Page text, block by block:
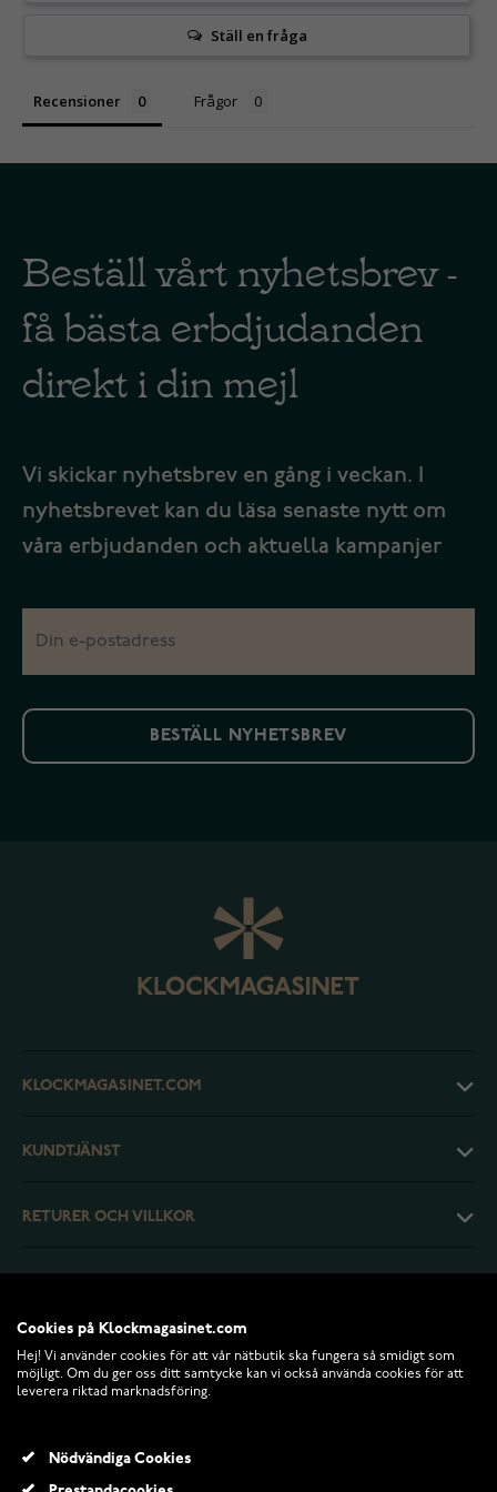
Ställ en fråga
Recensioner Frågor
Beställ vårt nyhetsbrev -
få bästa erbdjudanden
direkt i din mejl
Vi skickar nyhetsbrev en gång i veckan. I
nyhetsbrevet kan du läsa senaste nytt om
våra erbjudanden och aktuella kampanjer
BESTÄLL NYHETSBREV
KLOCKMAGASINET.COM
KUNDTJÄNST
RETURER OCH VILLKOR
Cookies på Klockmagasinet.com
Hej! Vi använder cookies för att vår nätbutik ska fungera så smidigt som
möjligt. Om du ger oss ditt samtycke kan vi också använda cookies för att
leverera riktad marknadsföring.
Nödvändiga Cookies